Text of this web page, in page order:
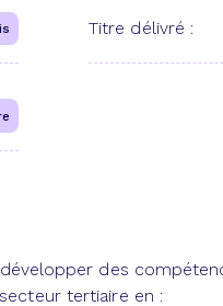
Titre délivré :
des
tertiaire en :